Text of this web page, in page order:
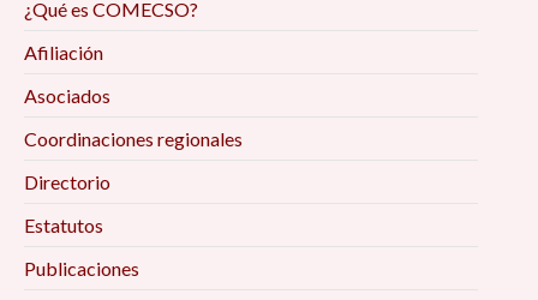
¿Qué es COMECSO?
Afiliación
Asociados
Coordinaciones regionales
Directorio
Estatutos
Publicaciones